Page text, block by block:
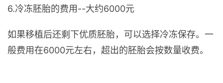
6.冷冻胚胎的费用--大约6000元
如果移植后还剩下优质胚胎，可以选择冷冻保存。一
般费用在6000元左右，超出的胚胎会按数量收费。